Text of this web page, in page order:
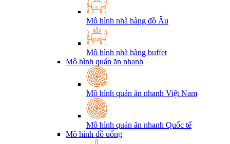
Mô hình nhà hàng đồ Âu
Mô hình nhà hàng buffet
Mô hình quán ăn nhanh
Mô hình quán ăn nhanh Việt Nam
Mô hình quán ăn nhanh Quốc tế
Mô hình đồ uống